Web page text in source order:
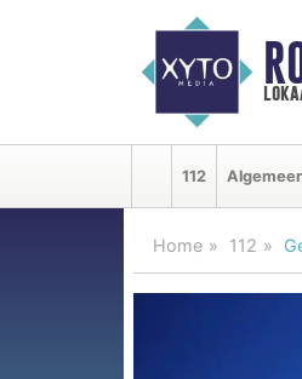
112
Home 112